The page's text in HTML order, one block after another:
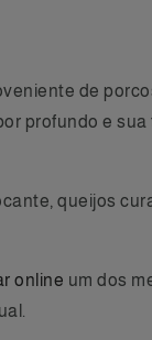
de
profundo e
queijos
online um dos